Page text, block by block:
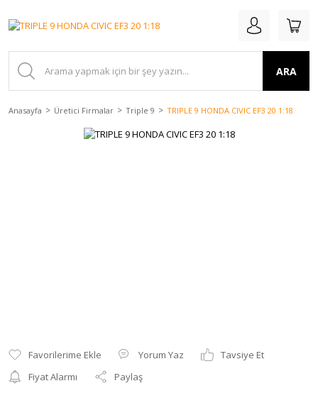
ARA
Anasayfa Üretici Firmalar Triple 9 TRIPLE 9 HONDA CIVIC EF3 20 1:18
Yorum Yaz
Tavsiye Et
Fiyat Alarmı
Paylaş